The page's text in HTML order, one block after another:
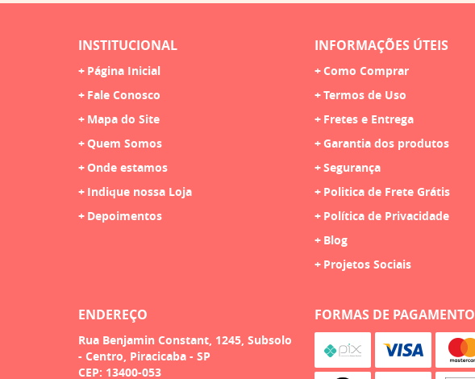
INSTITUCIONAL
Página Inicial
Fale Conosco
Mapa do Site
Quem Somos
Onde estamos
Indique nossa Loja
Depoimentos
INFORMAÇÕES ÚTEIS
Como Comprar
Termos de Uso
Fretes e Entrega
Garantia dos produtos
Segurança
Politica de Frete Grátis
Política de Privacidade
Blog
Projetos Sociais
ENDEREÇO
Rua Benjamin Constant, 1245, Subsolo
- Centro, Piracicaba - SP
CEP: 13400-053
FORMAS DE PAGAMENTO